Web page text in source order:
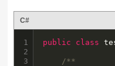
C#
1
2
3
public class
/**